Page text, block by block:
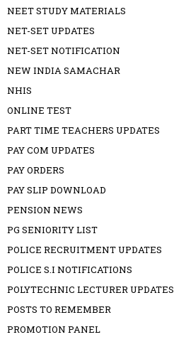
NEET STUDY MATERIALS
NET-SET UPDATES
NET-SET NOTIFICATION
NEW INDIA SAMACHAR
NHIS
ONLINE TEST
PART TIME TEACHERS UPDATES
PAY COM UPDATES
PAY ORDERS
PAY SLIP DOWNLOAD
PENSION NEWS
PG SENIORITY LIST
POLICE RECRUITMENT UPDATES
POLICE S.I NOTIFICATIONS
POLYTECHNIC LECTURER UPDATES
POSTS TO REMEMBER
PROMOTION PANEL